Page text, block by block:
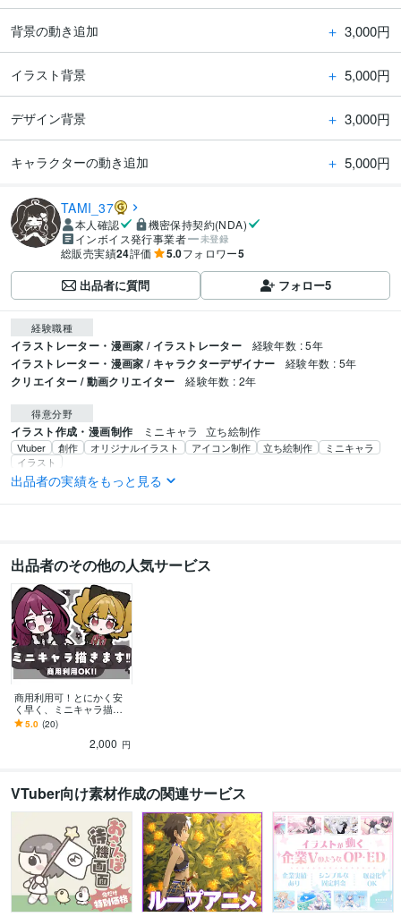
背景の動き追加 ＋ 3,000円
イラスト背景 ＋ 5,000円
デザイン背景 ＋ 3,000円
キャラクターの動き追加 ＋ 5,000円
TAMI_37
本人確認
機密保持契約(NDA)
インボイス発行事業者
未登録
総販売実績24評価 5.0フォロワー5
出品者に質問 フォロー5
経験職種
イラストレーター・漫画家 / イラストレーター 経験年数 : 5年
イラストレーター・漫画家 / キャラクターデザイナー 経験年数 : 5年
クリエイター / 動画クリエイター 経験年数 : 2年
得意分野
イラスト作成・漫画制作 ミニキャラ 立ち絵制作
Vtuber 創作 オリジナルイラスト アイコン制作 立ち絵制作
ミニキャラ
イラスト
動画編集・映像制作 アニメーション
出品者の実績をもっと見る
出品者のその他の人気サービス
商用利用可！とにかく安
く早く、ミニキャラ描き
ます あなたの活動のお手
伝いします！
5.0 (20)
2,000 円
VTuber向け素材作成の関連サービス